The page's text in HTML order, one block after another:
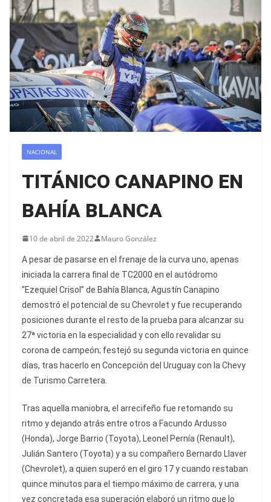
NACIONAL
TITÁNICO CANAPINO EN
BAHÍA BLANCA
10 de abril de 2022 Mauro González
A pesar de pasarse en el frenaje de la curva uno, apenas
iniciada la carrera final de TC2000 en el autódromo
“Ezequiel Crisol” de Bahía Blanca, Agustín Canapino
demostró el potencial de su Chevrolet y fue recuperando
posiciones durante el resto de la prueba para alcanzar su
27ª victoria en la especialidad y con ello revalidar su
corona de campeón; festejó su segunda victoria en quince
días, tras hacerlo en Concepción del Uruguay con la Chevy
de Turismo Carretera.
Tras aquella maniobra, el arrecifeño fue retomando su
ritmo y dejando atrás entre otros a Facundo Ardusso
(Honda), Jorge Barrio (Toyota), Leonel Pernía (Renault),
Julián Santero (Toyota) y a su compañero Bernardo Llaver
(Chevrolet), a quien superó en el giro 17 y cuando restaban
quince minutos para el tiempo máximo de carrera, y una
vez concretada esa superación elaboró un ritmo que lo